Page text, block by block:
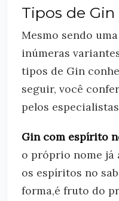
Tipos de Gin
Mesmo sendo
inúmeras
tipos de Gin
seguir, você
pelos
Gin com espírito
o próprio nome já
os espíritos no
forma,é fruto do